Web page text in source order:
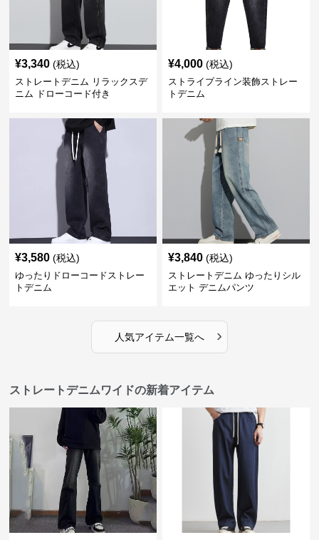
¥3,340 (税込)
ストレートデニム リラックスデ
ニム ドローコード付き
¥4,000 (税込)
ストライプライン装飾ストレー
トデニム
¥3,580 (税込)
ゆったりドローコードストレー
トデニム
¥3,840 (税込)
ストレートデニム ゆったりシル
エット デニムパンツ
人気アイテム一覧へ ›
ストレートデニムワイドの新着アイテム